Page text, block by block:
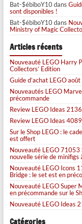
Bat-$ébiboY10dans
sont disponibles !
Bat-$ébiboY10dans
Ministry of Magic
Articles récents
Nouveauté LEGO Harry
Collectors’ Edition
Guide d’achat LEGO
Nouveautés LEGO
précommande
Review LEGO Ideas
Review LEGO Ideas
Sur le Shop LEGO : le
est offert
Nouveauté LEGO 71053
nouvelle série de minifigs
Nouveauté LEGO Icons
Bridge : le set est en
Nouveauté LEGO Super
en précommande sur le
Nouveauté LEGO Ideas